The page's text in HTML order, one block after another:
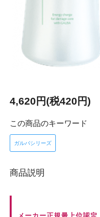
4,620円(税420円)
この商品のキーワード
ガルバシリーズ
商品説明